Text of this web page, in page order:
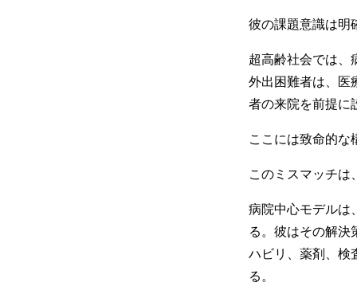
彼の課題意識は明
超高齢社会では、
外出困難者は、医
者の来院を前提に
ここには致命的な
このミスマッチ
病院中心モデルは
る。彼はその解
ハビリ、薬剤、検
る。